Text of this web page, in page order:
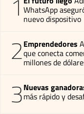
WhatsApp
nuevo dispositivo
2Emprendedores
que conecta
millones de
3Nuevas
más rápido y